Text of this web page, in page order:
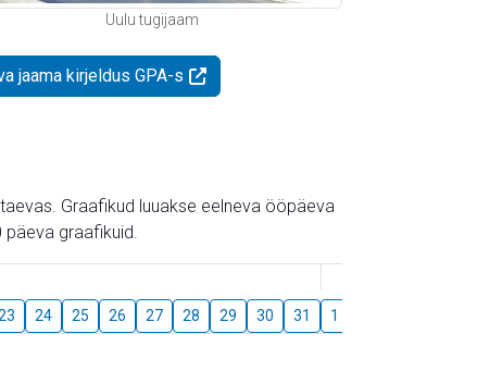
Uulu tugijaam
jaama kirjeldus GPA-s
Graafikud luuakse eelneva ööpäeva
graafikuid.
24 25 26 27 28 29 30 31 1